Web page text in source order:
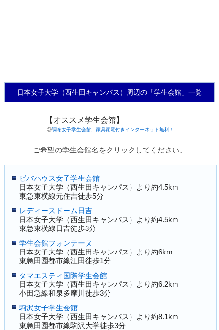
日本女子大学（西生田キャンパス）周辺の「学生会館」一覧
【オススメ学生会館】
◎調布女子学生会館、家具家電付きインターネット無料！
ご希望の学生会館名をクリックしてください。
ビバハウス女子学生会館
日本女子大学（西生田キャンパス）より約4.5km
東急東横線元住吉徒歩5分
レディースドーム日吉
日本女子大学（西生田キャンパス）より約4.5km
東急東横線日吉徒歩3分
学生会館フォンテーヌ
日本女子大学（西生田キャンパス）より約6km
東急田園都市線江田徒歩1分
タマエスティ国際学生会館
日本女子大学（西生田キャンパス）より約6.2km
小田急線和泉多摩川徒歩3分
駒沢女子学生会館
日本女子大学（西生田キャンパス）より約8.1km
東急田園都市線駒沢大学徒歩3分